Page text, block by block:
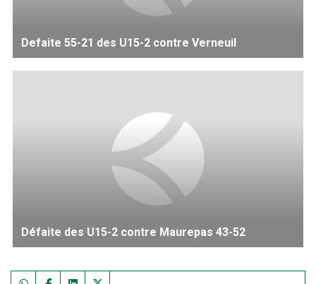
Defaite 55-21 des U15-2 contre Verneuil
Défaite des U15-2 contre Maurepas 43-52